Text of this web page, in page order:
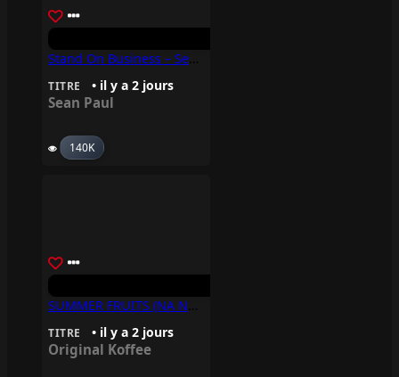
TITRE • il y a 2 jours
Sean Paul
140K
TITRE • il y a 2 jours
Original Koffee